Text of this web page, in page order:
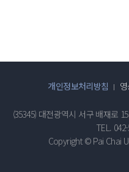
개인정보처리방침
(35345) 대전광역시 서구 배재로
TEL.
Copyright © Pai Chai